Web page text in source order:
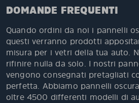
DOMANDE FREQUENTI
Quando ordini da noi i pannelli
questi verranno prodotti
misura per i vetri della tua auto.
rifinire nulla da solo. I nostri
vengono consegnati pretagliati
perfetta. Abbiamo pannelli
oltre 4500 differenti modelli di